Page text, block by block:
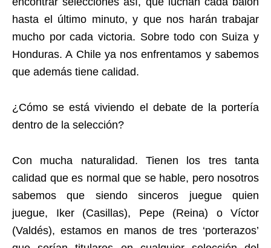
hasta el último minuto, y que nos harán trabajar
mucho por cada victoria. Sobre todo con Suiza y
Honduras. A Chile ya nos enfrentamos y sabemos
que además tiene calidad.
¿Cómo se está viviendo el debate de la portería
dentro de la selección?
Con mucha naturalidad. Tienen los tres tanta
calidad que es normal que se hable, pero nosotros
sabemos que siendo sinceros juegue quien
juegue, Iker (Casillas), Pepe (Reina) o Víctor
(Valdés), estamos en manos de tres ‘porterazos’